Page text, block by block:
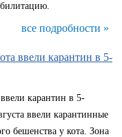
все подробности »
ввели карантин в 5-
карантин в 5-
ввели карантинные
бешенства у кота. Зона